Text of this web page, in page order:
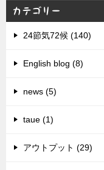
カテゴリー
24節気72候 (140)
English blog (8)
news (5)
taue (1)
アウトプット (29)